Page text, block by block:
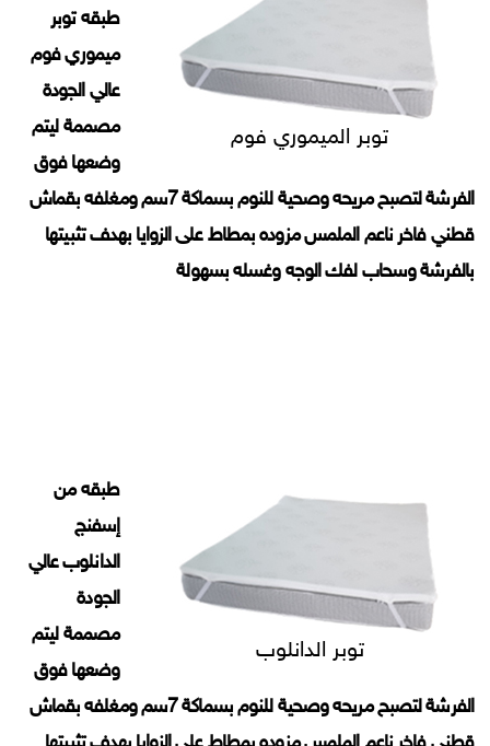
توبر الميموري فوم
طبقه توبر
ميموري فوم
عالي الجودة
مصممة ليتم
وضعها فوق
الفرشة لتصبح مريحه وصحية للنوم بسماكة 7سم ومغلفه بقماش
قطني فاخر ناعم الملمس مزوده بمطاط على الزوايا بهدف تثبيتها
بالفرشة وسحاب لفك الوجه وغسله بسهولة
توبر الدانلوب
طبقه من
إسفنج
الدانلوب عالي
الجودة
مصممة ليتم
وضعها فوق
الفرشة لتصبح مريحه وصحية للنوم بسماكة 7سم ومغلفه بقماش